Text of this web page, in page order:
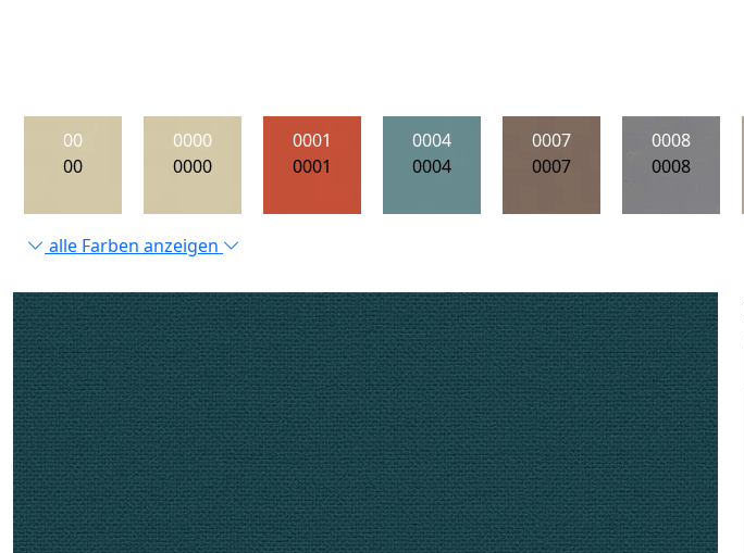
00
00
0000
0000
0001
0001
0004
0004
0007
0007
0008
0008
alle Farben anzeigen